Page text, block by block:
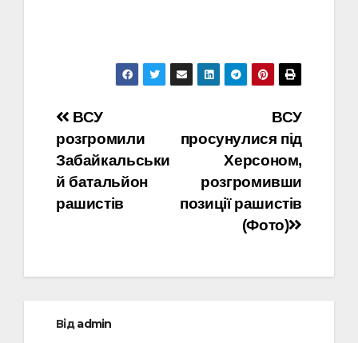
Навігація
записів
ВСУ
просунулися під
Херсоном,
розгромивши
позиції рашистів
(Фото)
ВСУ
розгромили
Забайкальськи
й батальйон
рашистів
Відadmin